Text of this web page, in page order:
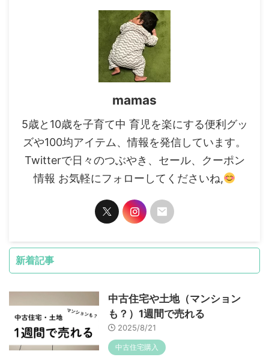
mamas
5歳と10歳を子育て中 育児を楽にする便利グッ
ズや100均アイテム、情報を発信しています。
Twitterで日々のつぶやき、セール、クーポン
情報 お気軽にフォローしてくださいね,
新着記事
中古住宅や土地（マンション
も？）1週間で売れる
2025/8/21
中古住宅購入